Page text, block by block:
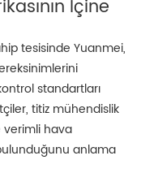
İçine
tesisinde Yuanmei,
standartları
titiz mühendislik
hava
anlama